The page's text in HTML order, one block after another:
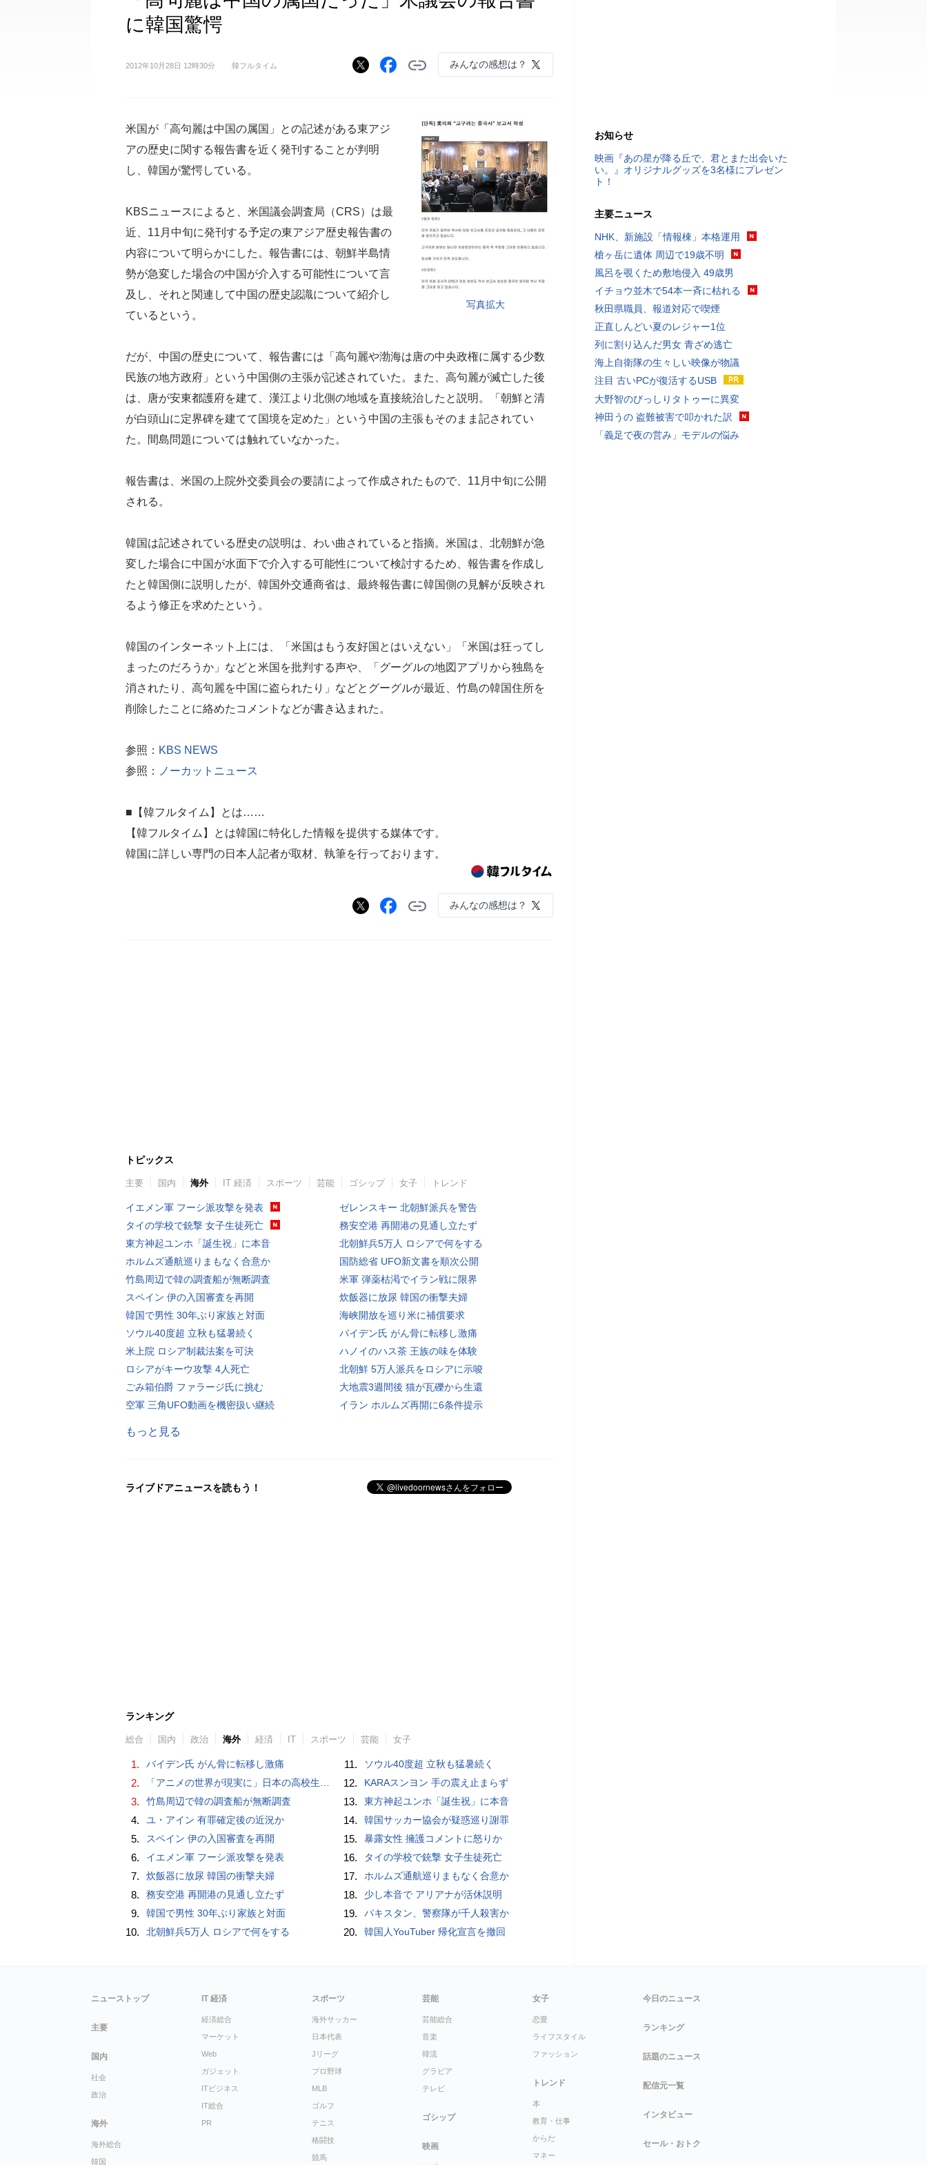
に韓国驚愕
2012年10月28日 12時30分 韓フルタイム みんなの感想は？
写真拡大
米国が「高句麗は中国の属国」との記述がある東アジ
アの歴史に関する報告書を近く発刊することが判明
し、韓国が驚愕している。
KBSニュースによると、米国議会調査局（CRS）は最
近、11月中旬に発刊する予定の東アジア歴史報告書の
内容について明らかにした。報告書には、朝鮮半島情
勢が急変した場合の中国が介入する可能性について言
及し、それと関連して中国の歴史認識について紹介し
ているという。
だが、中国の歴史について、報告書には「高句麗や渤海は唐の中央政権に属する少数
民族の地方政府」という中国側の主張が記述されていた。また、高句麗が滅亡した後
は、唐が安東都護府を建て、漢江より北側の地域を直接統治したと説明。「朝鮮と清
が白頭山に定界碑を建てて国境を定めた」という中国の主張もそのまま記されてい
た。間島問題については触れていなかった。
報告書は、米国の上院外交委員会の要請によって作成されたもので、11月中旬に公開
される。
韓国は記述されている歴史の説明は、わい曲されていると指摘。米国は、北朝鮮が急
変した場合に中国が水面下で介入する可能性について検討するため、報告書を作成し
たと韓国側に説明したが、韓国外交通商省は、最終報告書に韓国側の見解が反映され
るよう修正を求めたという。
韓国のインターネット上には、「米国はもう友好国とはいえない」「米国は狂ってし
まったのだろうか」などと米国を批判する声や、「グーグルの地図アプリから独島を
消されたり、高句麗を中国に盗られたり」などとグーグルが最近、竹島の韓国住所を
削除したことに絡めたコメントなどが書き込まれた。
参照： KBS NEWS
参照：
ノーカットニュース
■【韓フルタイム】とは……
【韓フルタイム】とは韓国に特化した情報を提供する媒体です。
韓国に詳しい専門の日本人記者が取材、執筆を行っております。
みんなの感想は？
トピックス
主要 国内 海外 IT 経済 スポーツ 芸能 ゴシップ 女子 トレンド
イエメン軍 フーシ派攻撃を発表
タイの学校で銃撃 女子生徒死亡
東方神起ユンホ「誕生祝」に本音
ホルムズ通航巡りまもなく合意か
竹島周辺で韓の調査船が無断調査
スペイン 伊の入国審査を再開
韓国で男性 30年ぶり家族と対面
ソウル40度超 立秋も猛暑続く
米上院 ロシア制裁法案を可決
ロシアがキーウ攻撃 4人死亡
ごみ箱伯爵 ファラージ氏に挑む
空軍 三角UFO動画を機密扱い継続
ゼレンスキー 北朝鮮派兵を警告
務安空港 再開港の見通し立たず
北朝鮮兵5万人 ロシアで何をする
国防総省 UFO新文書を順次公開
米軍 弾薬枯渇でイラン戦に限界
炊飯器に放尿 韓国の衝撃夫婦
海峡開放を巡り米に補償要求
バイデン氏 がん骨に転移し激痛
ハノイのハス茶 王族の味を体験
北朝鮮 5万人派兵をロシアに示唆
大地震3週間後 猫が瓦礫から生還
イラン ホルムズ再開に6条件提示
もっと見る
ライブドアニュースを読もう！
ランキング
総合 国内 政治 海外 経済 IT スポーツ 芸能 女子
1. バイデン氏 がん骨に転移し激痛
2. 「アニメの世界が現実に」日本の高校生の様子に中国ネット「青春」「うらやましい」
3. 竹島周辺で韓の調査船が無断調査
4. ユ・アイン 有罪確定後の近況か
5. スペイン 伊の入国審査を再開
6. イエメン軍 フーシ派攻撃を発表
7. 炊飯器に放尿 韓国の衝撃夫婦
8. 務安空港 再開港の見通し立たず
9. 韓国で男性 30年ぶり家族と対面
10. 北朝鮮兵5万人 ロシアで何をする
11. ソウル40度超 立秋も猛暑続く
12. KARAスンヨン 手の震え止まらず
13. 東方神起ユンホ「誕生祝」に本音
14. 韓国サッカー協会が疑惑巡り謝罪
15. 暴露女性 擁護コメントに怒りか
16. タイの学校で銃撃 女子生徒死亡
17. ホルムズ通航巡りまもなく合意か
18. 少し本音で アリアナが活休説明
19. パキスタン、警察隊が千人殺害か
20. 韓国人YouTuber 帰化宣言を撤回
お知らせ
映画『あの星が降る丘で、君とまた出会いた
い。』オリジナルグッズを3名様にプレゼン
ト！
主要ニュース
NHK、新施設「情報棟」本格運用
槍ヶ岳に遺体 周辺で19歳不明
風呂を覗くため敷地侵入 49歳男
イチョウ並木で54本一斉に枯れる
秋田県職員、報道対応で喫煙
正直しんどい夏のレジャー1位
列に割り込んだ男女 青ざめ逃亡
海上自衛隊の生々しい映像が物議
注目 古いPCが復活するUSB
大野智のびっしりタトゥーに異変
神田うの 盗難被害で叩かれた訳
「義足で夜の営み」モデルの悩み
ニューストップ
主要
国内
社会
政治
海外
海外総合
韓国
IT 経済
経済総合
マーケット
Web
ガジェット
ITビジネス
IT総合
PR
スポーツ
海外サッカー
日本代表
Jリーグ
プロ野球
MLB
ゴルフ
テニス
格闘技
競馬
芸能
芸能総合
音楽
韓流
グラビア
テレビ
ゴシップ
映画
女子
恋愛
ライフスタイル
ファッション
トレンド
本
教育・仕事
からだ
マネー
今日のニュース
ランキング
話題のニュース
配信元一覧
インタビュー
セール・おトク